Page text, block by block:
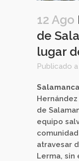
12 Ago
de
lugar
Publicado
de
equipo
atravesar
Lerma, sin